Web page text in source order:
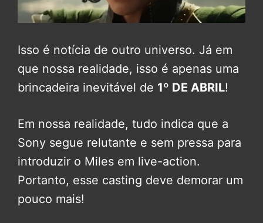
Isso é notícia de outro universo. Já em
que nossa realidade, isso é apenas uma
brincadeira inevitável de 1º DE ABRIL!
Em nossa realidade, tudo indica que a
Sony segue relutante e sem pressa para
introduzir o Miles em live-action.
Portanto, esse casting deve demorar um
pouco mais!